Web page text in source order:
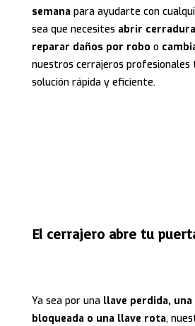
semana para ayudarte con
sea que necesites abrir
reparar daños por robo o
nuestros cerrajeros profesionales
solución rápida y eficiente.
El cerrajero abre tu
Ya sea por una llave perdida,
bloqueada o una llave rota,